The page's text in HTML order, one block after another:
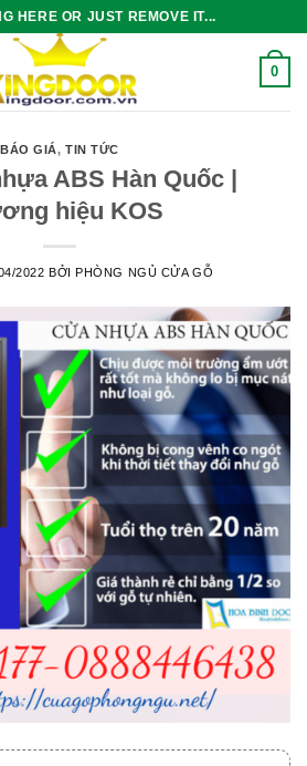
HERE OR JUST REMOVE IT...
0
BÁO GIÁ,TIN TỨC
ABS Hàn Quốc |
hiệu KOS
2022 BỞIPHÒNG NGỦ CỬA GỖ